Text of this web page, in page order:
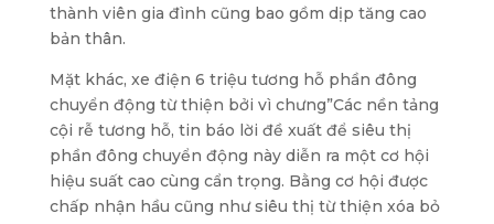
thành viên gia đình cũng bao gồm dịp tăng cao
bản thân.
Mặt khác, xe điện 6 triệu tương hỗ phần đông
chuyển động từ thiện bởi vì chưng”Các nền tảng
cội rễ tương hỗ, tin báo lời đề xuất để siêu thị
phần đông chuyển động này diễn ra một cơ hội
hiệu suất cao cùng cẩn trọng. Bằng cơ hội được
chấp nhận hầu cũng như siêu thị từ thiện xóa bỏ